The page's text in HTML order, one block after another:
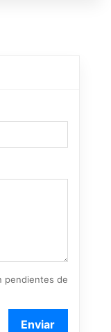
pendientes de
Enviar